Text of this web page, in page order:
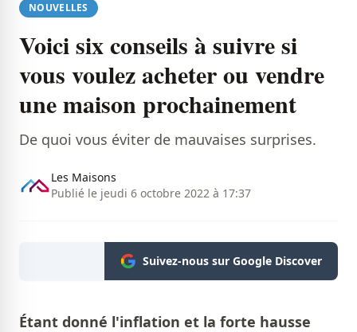
NOUVELLES
Voici six conseils à suivre si
vous voulez acheter ou vendre
une maison prochainement
De quoi vous éviter de mauvaises surprises.
Les Maisons
Publié le jeudi 6 octobre 2022 à 17:37
Suivez-nous sur Google Discover
Étant donné l'inflation et la forte hausse